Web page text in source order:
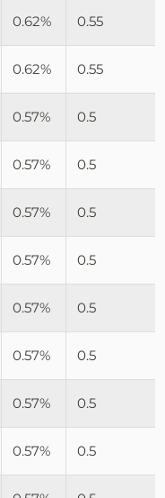
0.62% 0.55
0.62% 0.55
0.57% 0.5
0.57% 0.5
0.57% 0.5
0.57% 0.5
0.57% 0.5
0.57% 0.5
0.57% 0.5
0.57% 0.5